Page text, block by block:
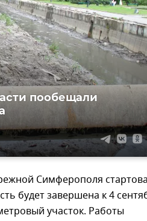
пообещали
Симферополя
будет завершена к 4
участок. Работы